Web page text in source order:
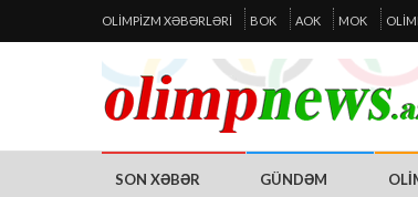
OLIMPIZM XƏBƏRLƏRI BOK AOK MOK
SON XƏBƏR GÜNDƏM